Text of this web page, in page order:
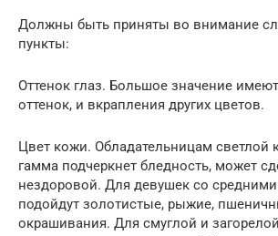
Должны быть приняты во внимание
пункты:
Оттенок глаз. Большое значение
оттенок, и вкрапления других цветов.
Цвет кожи. Обладательницам светлой
гамма подчеркнет бледность, может
нездоровой. Для девушек со
подойдут золотистые, рыжие,
окрашивания. Для смуглой и